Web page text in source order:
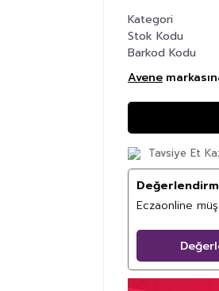
Kategori
Stok Kodu
Barkod Kodu
Avene
Tavsiye Et
Eczaonline